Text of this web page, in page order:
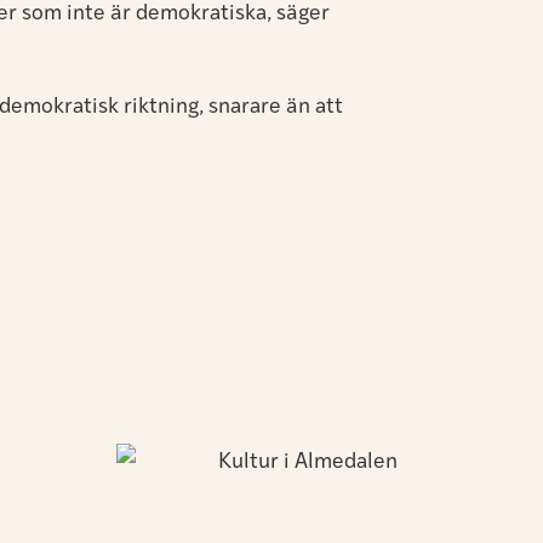
som inte är demokratiska, säger
riktning, snarare än att